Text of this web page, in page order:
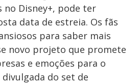
no Disney+, pode ter
data de estreia. Os fãs
para saber mais
novo projeto que promete
e emoções para o
do set de